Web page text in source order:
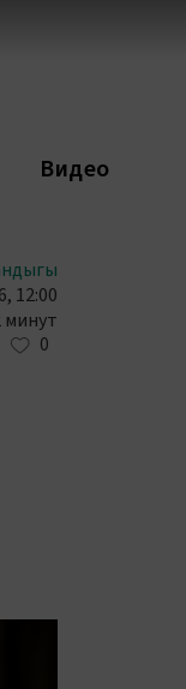
Видео
12:00
минут
0